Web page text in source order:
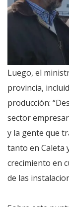
Luego, el
provincia,
producción:
sector
y la gente que
tanto en Caleta
crecimiento en
de las